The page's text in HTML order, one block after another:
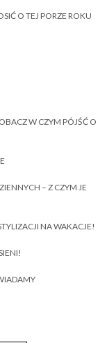
O TEJ PORZE ROKU
W CZYM PÓJŚĆ O
– Z CZYM JE
NA WAKACJE!